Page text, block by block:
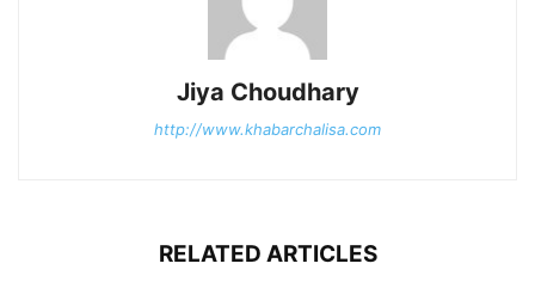
Jiya Choudhary
http://www.khabarchalisa.com
RELATED ARTICLES